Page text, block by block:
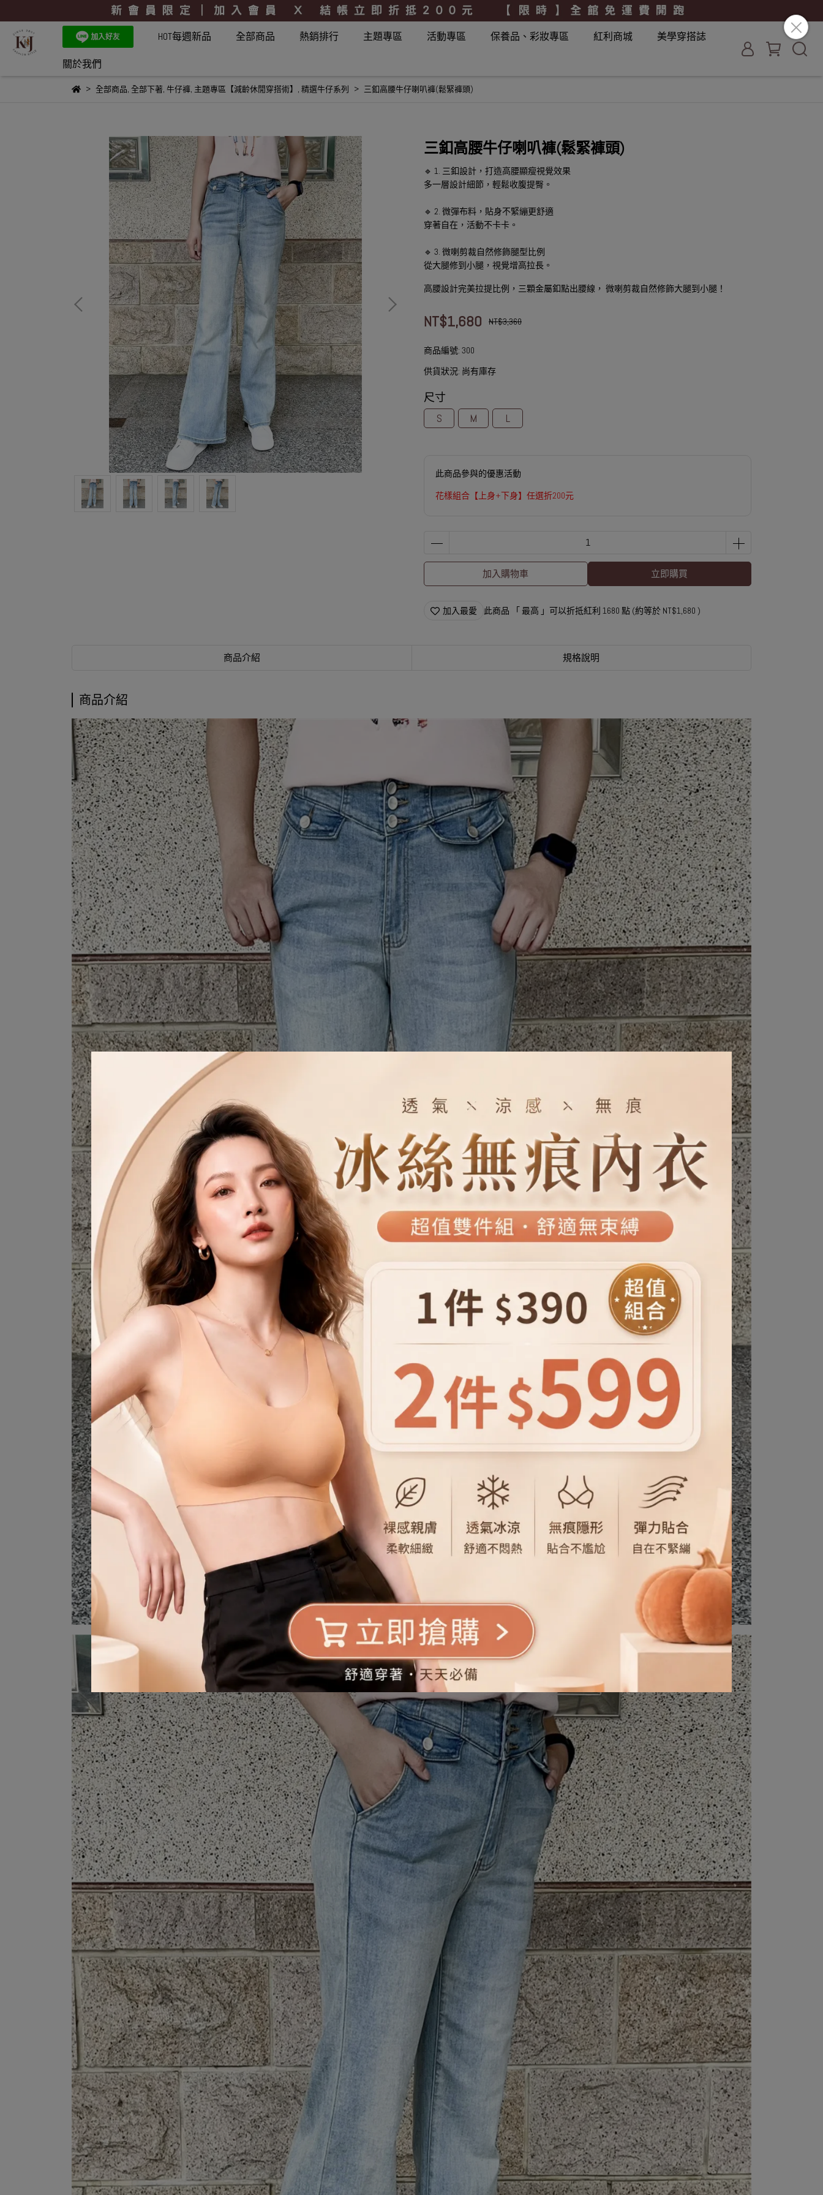
HOT每週新品 全部商品 熱銷排行 主題專區 活動專區 保養品、彩妝專區 紅利商城 美學穿搭誌
關於我們
全部商品, 全部下著, 牛仔褲, 主題專區【減齡休閒穿搭術】 , 精選牛仔系列 三釦高腰牛仔喇叭褲(鬆緊褲頭)
三釦高腰牛仔喇叭褲(鬆緊褲頭)
🔹 1. 三釦設計，打造高腰顯瘦視覺效果
多一層設計細節，輕鬆收腹提臀。
🔹 2. 微彈布料，貼身不緊繃更舒適
穿著自在，活動不卡卡。
🔹 3. 微喇剪裁自然修飾腿型比例
從大腿修到小腿，視覺增高拉長。
高腰設計完美拉提比例，三顆金屬釦點出腰線， 微喇剪裁自然修飾大腿到小腿！
NT$1,680 NT$3,360
商品編號: 300
供貨狀況: 尚有庫存
尺寸
S
M L
此商品參與的優惠活動
花樣組合【上身+下身】任選折200元
加入購物車 立即購買
加入最愛 此商品 「 最高 」可以折抵紅利 1680 點 (約等於 NT$1,680 )
商品介紹 規格說明
商品介紹